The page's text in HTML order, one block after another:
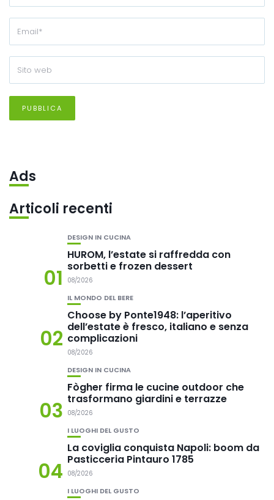
Ads
Articoli recenti
01
DESIGN IN CUCINA
HUROM, l’estate si raffredda con
sorbetti e frozen dessert
08/2026
02
IL MONDO DEL BERE
Choose by Ponte1948: l’aperitivo
dell’estate è fresco, italiano e senza
complicazioni
08/2026
03
DESIGN IN CUCINA
Fògher firma le cucine outdoor che
trasformano giardini e terrazze
08/2026
04
I LUOGHI DEL GUSTO
La coviglia conquista Napoli: boom da
Pasticceria Pintauro 1785
08/2026
I LUOGHI DEL GUSTO